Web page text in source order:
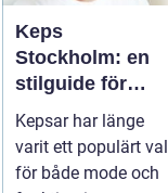
Keps
Stockholm: en
stilguide för
huvudstaden
Kepsar har länge
varit ett populärt val
för både mode och